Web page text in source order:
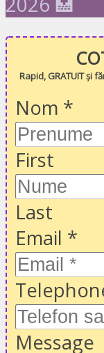
Rapid, GRATUIT și
Nom *
First
Last
Email *
Message